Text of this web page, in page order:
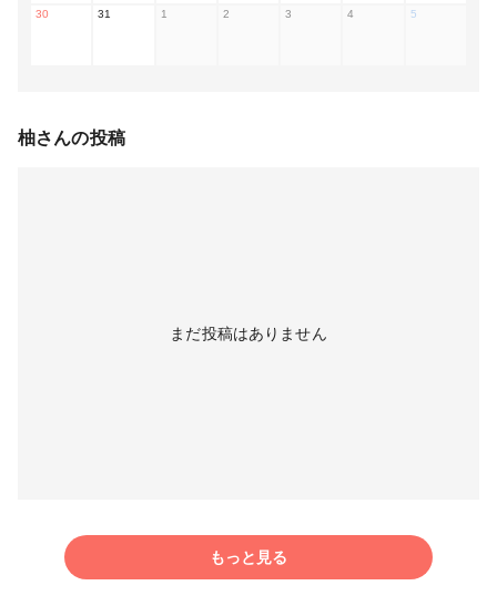
30 31 1 2 3 4 5
柚さんの投稿
まだ投稿はありません
もっと見る